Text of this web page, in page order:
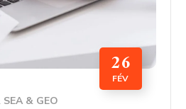
26
FÉV
SEA & GEO